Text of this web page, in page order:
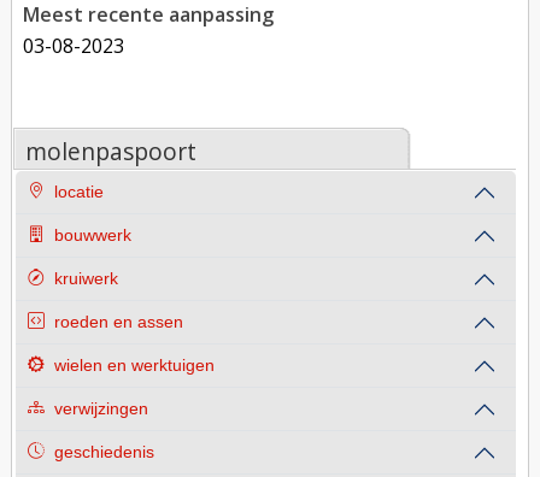
Meest recente aanpassing
03-08-2023
molenpaspoort
locatie
bouwwerk
kruiwerk
roeden en assen
wielen en werktuigen
verwijzingen
geschiedenis